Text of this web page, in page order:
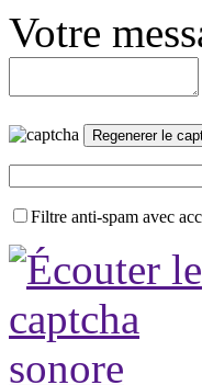
Votre
Filtre anti-spam avec